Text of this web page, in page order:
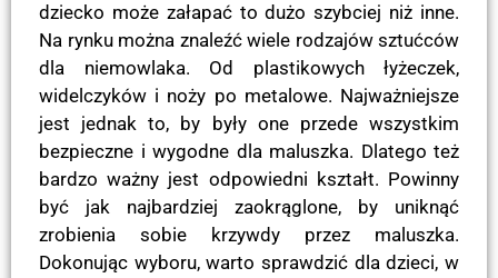
dziecko może załapać to dużo szybciej niż inne.
Na rynku można znaleźć wiele rodzajów sztućców
dla niemowlaka. Od plastikowych łyżeczek,
widelczyków i noży po metalowe. Najważniejsze
jest jednak to, by były one przede wszystkim
bezpieczne i wygodne dla maluszka. Dlatego też
bardzo ważny jest odpowiedni kształt. Powinny
być jak najbardziej zaokrąglone, by uniknąć
zrobienia sobie krzywdy przez maluszka.
Dokonując wyboru, warto sprawdzić dla dzieci, w